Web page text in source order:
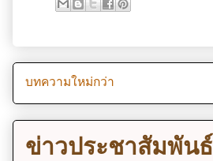
บทความใหม่กว่า
ข่าวประชาสัมพันธ์